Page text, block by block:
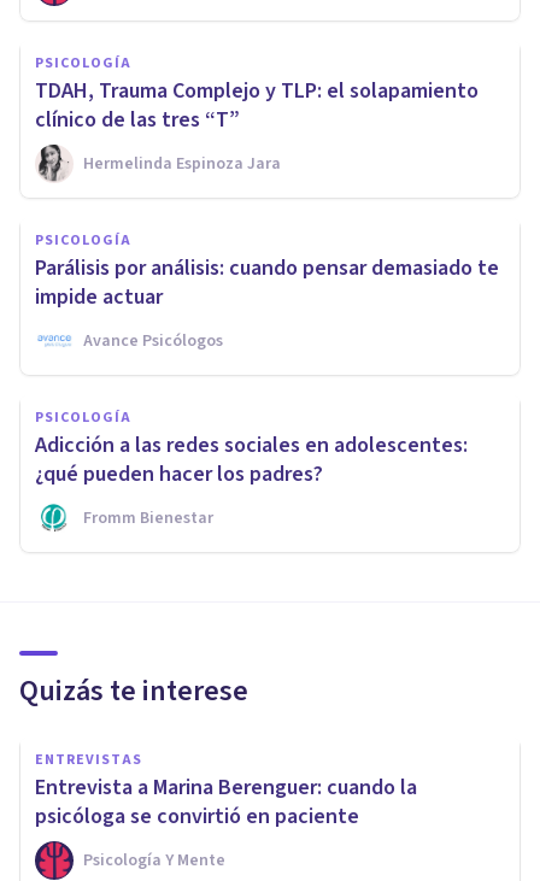
PSICOLOGÍA
TDAH, Trauma Complejo y TLP: el solapamiento
clínico de las tres “T”
Hermelinda Espinoza Jara
PSICOLOGÍA
Parálisis por análisis: cuando pensar demasiado te
impide actuar
Avance Psicólogos
PSICOLOGÍA
Adicción a las redes sociales en adolescentes:
¿qué pueden hacer los padres?
Fromm Bienestar
Quizás te interese
ENTREVISTAS
Entrevista a Marina Berenguer: cuando la
psicóloga se convirtió en paciente
Psicología Y Mente